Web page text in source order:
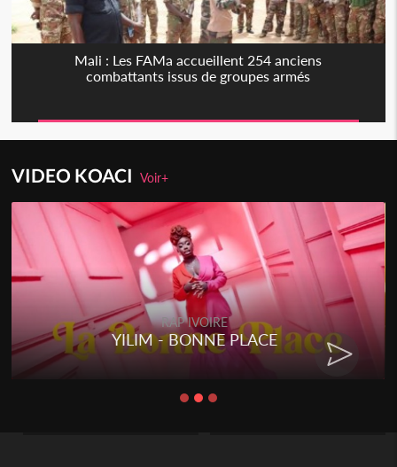
Mali : Les FAMa accueillent 254 anciens
combattants issus de groupes armés
VIDEO KOACIVoir+
RAP IVOIRE
YILIM - BONNE PLACE